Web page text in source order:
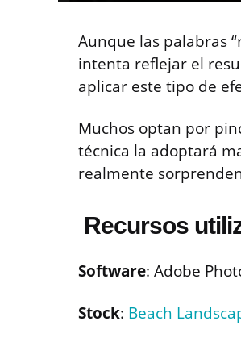
Aunque las palabras
intenta reflejar el
aplicar este tipo de
Muchos optan por
técnica la adoptará
realmente
Recursos
Software: Adobe
Stock: Beach